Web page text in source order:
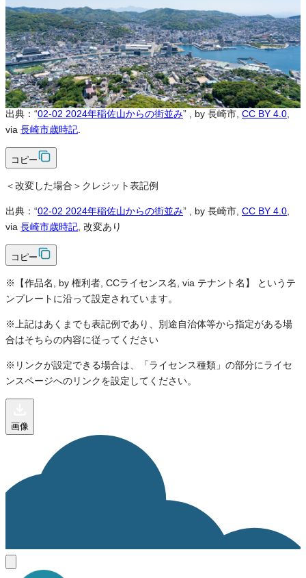
可
クレジット表記
必須
クレジット表記例
出典：“02-02 2024年稲佐山からの街並み” , by 長崎市, CC BY 4.0
via 長崎市歳時記
コピー
＜改変した場合＞クレジット表記例
出典：“02-02 2024年稲佐山からの街並み” , by 長崎市, CC BY 4.0
via 長崎市歳時記 , 改変あり
コピー
※【作品名, by 権利者, CCライセンス名, via テナント名】 というテ
ンプレートに沿って設定されています。
※上記はあくまでも表記例であり、別途自治体等から指定がある場
合はそちらの内容に従ってください
※リンクが設定できる場合は、「ライセンス種類」の部分にライセ
ンスページへのリンクを設定してください。
画像